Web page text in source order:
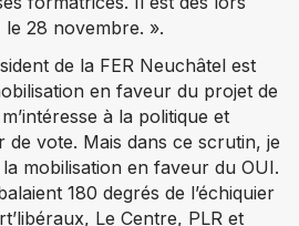
28 novembre. ».
de la FER Neuchâtel est
en faveur du projet de
à la politique et
de vote. Mais dans ce scrutin, je
mobilisation en faveur du OUI.
180 degrés de l’échiquier
Le Centre, PLR et